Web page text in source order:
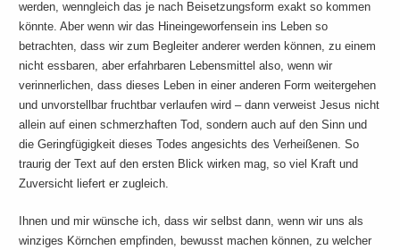
werden, wenngleich das je nach Beisetzungsform exakt so kommen
könnte. Aber wenn wir das Hineingeworfensein ins Leben so
betrachten, dass wir zum Begleiter anderer werden können, zu einem
nicht essbaren, aber erfahrbaren Lebensmittel also, wenn wir
verinnerlichen, dass dieses Leben in einer anderen Form weitergehen
und unvorstellbar fruchtbar verlaufen wird – dann verweist Jesus nicht
allein auf einen schmerzhaften Tod, sondern auch auf den Sinn und
die Geringfügigkeit dieses Todes angesichts des Verheißenen. So
traurig der Text auf den ersten Blick wirken mag, so viel Kraft und
Zuversicht liefert er zugleich.
Ihnen und mir wünsche ich, dass wir selbst dann, wenn wir uns als
winziges Körnchen empfinden, bewusst machen können, zu welcher